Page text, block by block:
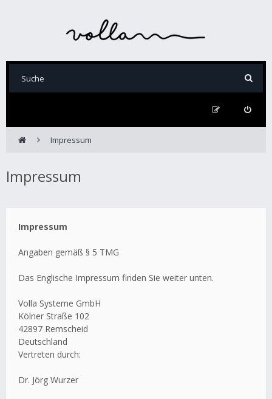
Impressum
Impressum
Impressum
Angaben gemäß § 5 TMG
Das Englische Impressum finden Sie weiter unten.
Volla Systeme GmbH
Kölner Straße 102
42897 Remscheid
Deutschland
Vertreten durch:
Dr. Jörg Wurzer